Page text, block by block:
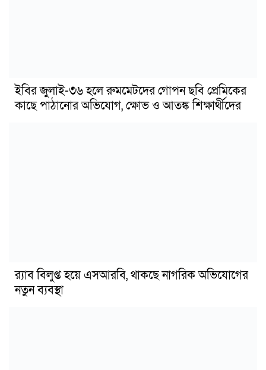
ইবির জুলাই-৩৬ হলে রুমমেটদের গোপন ছবি প্রেমিকের
কাছে পাঠানোর অভিযোগ, ক্ষোভ ও আতঙ্ক শিক্ষার্থীদের
র‍্যাব বিলুপ্ত হয়ে এসআরবি, থাকছে নাগরিক অভিযোগের
নতুন ব্যবস্থা